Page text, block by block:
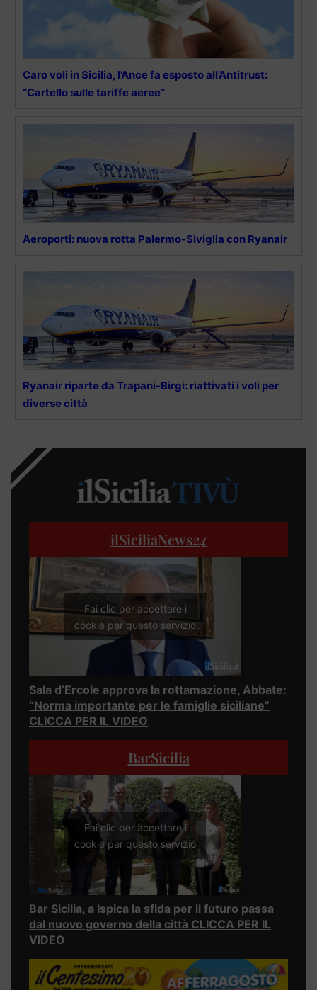
Caro voli in Sicilia, l’Ance fa esposto all’Antitrust:
“Cartello sulle tariffe aeree”
Aeroporti: nuova rotta Palermo-Siviglia con Ryanair
Ryanair riparte da Trapani-Birgi: riattivati i voli per
diverse città
ilSiciliaNews24
Fai clic per accettare i
cookie per questo servizio
Sala d’Ercole approva la rottamazione, Abbate:
“Norma importante per le famiglie siciliane”
CLICCA PER IL VIDEO
BarSicilia
Fai clic per accettare i
cookie per questo servizio
Bar Sicilia, a Ispica la sfida per il futuro passa
dal nuovo governo della città CLICCA PER IL
VIDEO